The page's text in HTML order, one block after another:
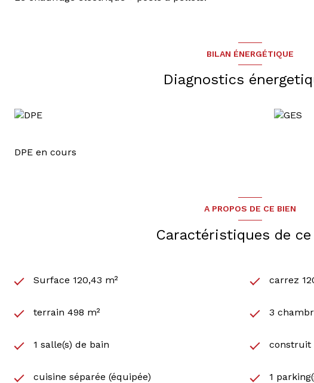
BILAN ÉNERGÉTIQUE
Diagnostics
DPE en cours
A PROPOS DE CE BIEN
Caractéristiques de ce
Surface 120,43 m² carrez
terrain 498 m² 3
1 salle(s) de bain construit
cuisine séparée (équipée) 1